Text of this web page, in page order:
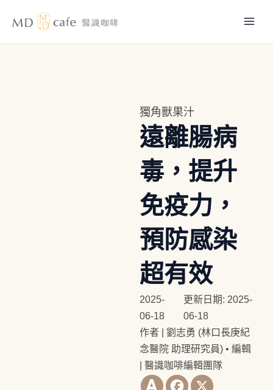
獨角獸果汁
遠離腸病
毒，提升
免疫力，
預防感染
超有效
2025-
06-18
更新日期: 2025-
06-18
作者 | 劉志勇 (林口長庚紀
念醫院 助理研究員)• 編輯
| 醫識咖啡編輯團隊